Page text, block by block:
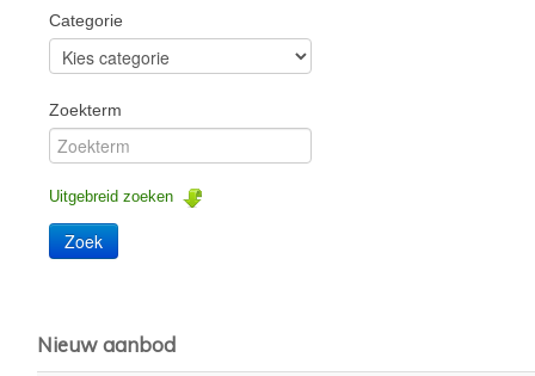
Categorie
Zoekterm
Uitgebreid zoeken
Nieuw aanbod